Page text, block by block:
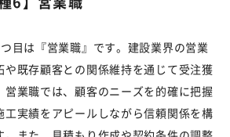
目は『営業職』です。建設業界の営業
や既存顧客との関係維持を通じて受注獲
営業職では、顧客のニーズを的確に把握
工実績をアピールしながら信頼関係を構